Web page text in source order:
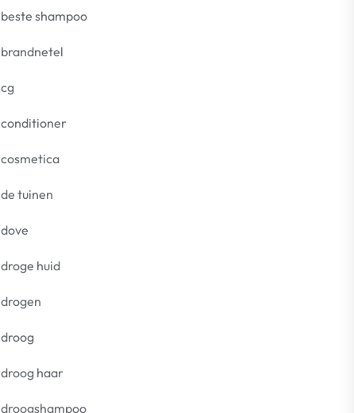
beste shampoo
brandnetel
cg
conditioner
cosmetica
de tuinen
dove
droge huid
drogen
droog
droog haar
droogshampoo